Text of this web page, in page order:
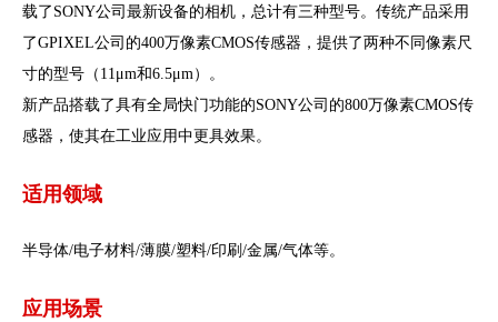
载了SONY公司最新设备的相机，总计有三种型号。传统产品采用
了GPIXEL公司的400万像素CMOS传感器，提供了两种不同像素尺
寸的型号（11μm和6.5μm）。
新产品搭载了具有全局快门功能的SONY公司的800万像素CMOS传
感器，使其在工业应用中更具效果。
适用领域
半导体/电子材料/薄膜/塑料/印刷/金属/气体等。
应用场景